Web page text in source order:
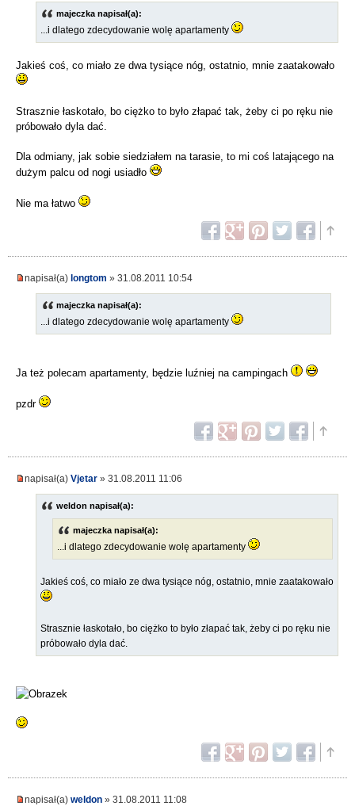
majeczka napisał(a):
...i dlatego zdecydowanie wolę apartamenty
Jakieś coś, co miało ze dwa tysiące nóg, ostatnio, mnie zaatakowało
Strasznie łaskotało, bo ciężko to było złapać tak, żeby ci po ręku nie
próbowało dyla dać.
Dla odmiany, jak sobie siedziałem na tarasie, to mi coś latającego na
dużym palcu od nogi usiadło
Nie ma łatwo
napisał(a) longtom » 31.08.2011 10:54
majeczka napisał(a):
...i dlatego zdecydowanie wolę apartamenty
Ja też polecam apartamenty, będzie luźniej na campingach
pzdr
napisał(a) Vjetar » 31.08.2011 11:06
weldon napisał(a):
majeczka napisał(a):
...i dlatego zdecydowanie wolę apartamenty
Jakieś coś, co miało ze dwa tysiące nóg, ostatnio, mnie zaatakowało
Strasznie łaskotało, bo ciężko to było złapać tak, żeby ci po ręku nie
próbowało dyla dać.
napisał(a) weldon » 31.08.2011 11:08